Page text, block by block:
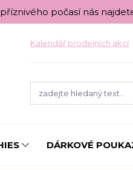
počasí nás
Kalendář prodejních akcí
DÁRKOVÉ